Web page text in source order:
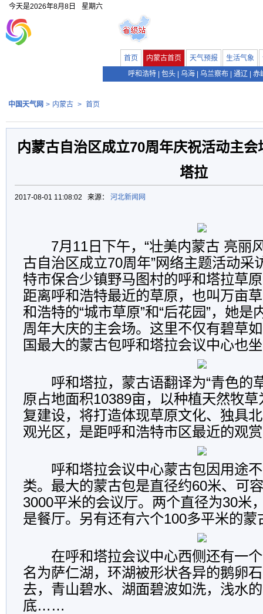
今天是2026年8月8日 星期六
首页 内蒙古首页 天气预报 生活气象
呼和浩特
包头 乌海 乌兰察布 通辽 赤
中国天气网 > 内蒙古 > 首页
内蒙古自治区成立70周年庆祝活动主
塔拉
2017-08-01 11:08:02 来源： 河北新闻网
7月11日下午，“壮美内蒙古 亮丽
古自治区成立70周年”网络主题活动采
特市保合少镇野马图村的呼和塔拉草
距离呼和浩特最近的草原，也叫万亩
和浩特的“城市草原”和“后花园”，她是
周年大庆的主会场。这里不仅有碧草
国最大的蒙古包呼和塔拉会议中心也
呼和塔拉，蒙古语翻译为“青色的
原占地面积10389亩，以种植天然牧
复建设，将打造体现草原文化、独具
观光区，是距呼和浩特市区最近的观
呼和塔拉会议中心蒙古包因用途不
类。最大的蒙古包是直径约60米、可
3000平米的会议厅。两个直径为30米
是餐厅。另有还有六个100多平米的蒙
在呼和塔拉会议中心西侧还有一个
名为萨仁湖，环湖被形状各异的鹅卵
去，青山碧水、湖面碧波如洗，浅水
底……